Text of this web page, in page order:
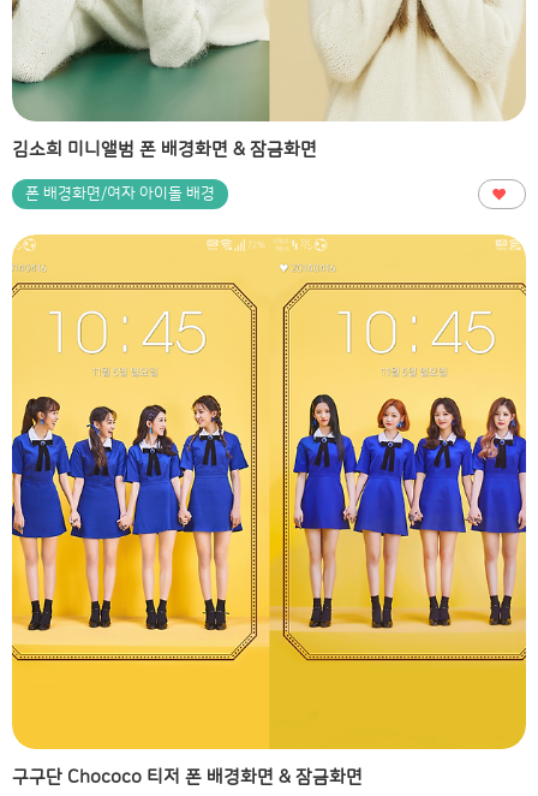
김소희 미니앨범 폰 배경화면 & 잠금화면
폰 배경화면/여자 아이돌 배경
구구단 Chococo 티저 폰 배경화면 & 잠금화면